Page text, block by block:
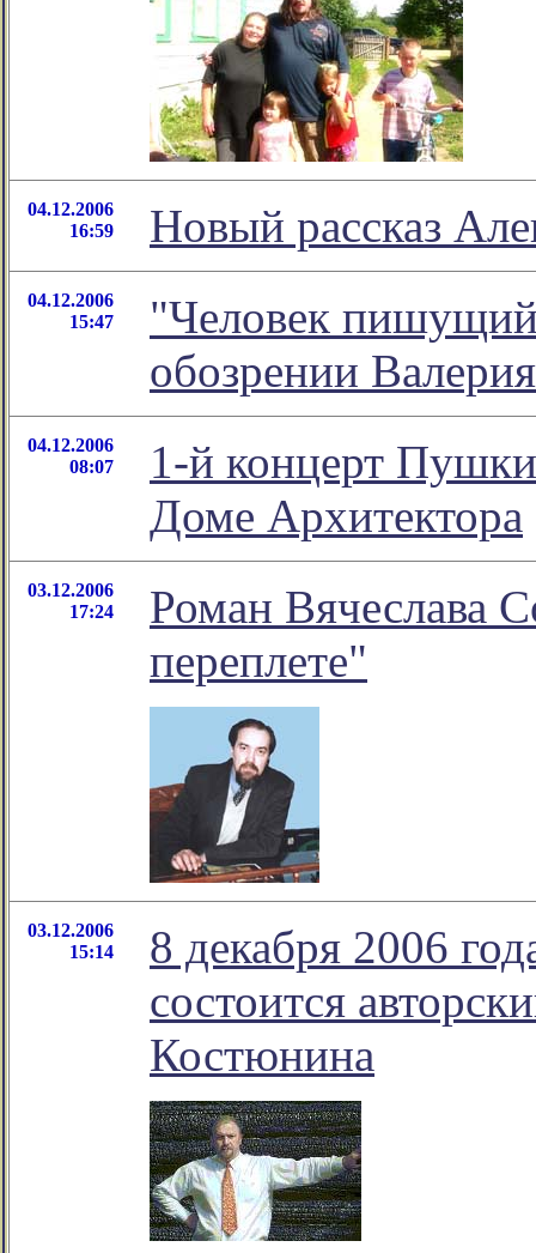
04.12.2006
16:59
Новый рассказ
04.12.2006
15:47
"Человек пишущий
обозрении
04.12.2006
08:07
1-й концерт
Доме Архитектора
03.12.2006
17:24
Роман Вячеслава
переплете"
03.12.2006
15:14
8 декабря 2006
состоится
Костюнина